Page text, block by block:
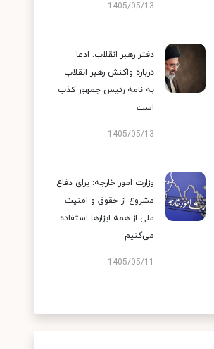
1405/05/13
دفتر رهبر انقلاب: ادعا
درباره واکنش رهبر انقلاب
به نامه رئیس جمهور کذب
است
1405/05/13
وزارت امور خارجه: برای دفاع
مشروع از حقوق و امنیت
ملی از همه ابزارها استفاده
می‌کنیم
1405/05/11